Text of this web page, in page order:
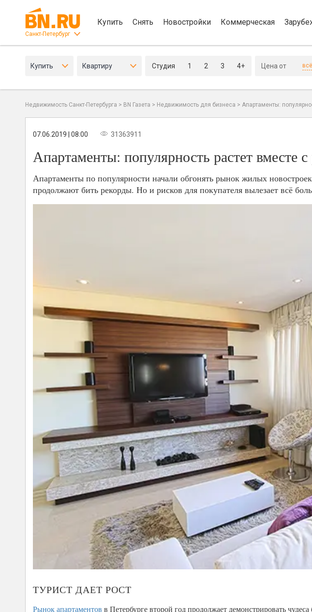
Санкт-Петербург
Купить Снять Новостройки Коммерческая
Купить Квартиру Студия 1 2 3 4+ всё
Недвижимость Санкт-Петербурга > BN Газета > Недвижимость для бизнеса > Апартаменты:
07.06.2019 | 08:00 31363911
Апартаменты: популярность растет вместе
Апартаменты по популярности начали обгонять рынок жилых
продолжают бить рекорды. Но и рисков для покупателя вылезает всё
ТУРИСТ ДАЕТ РОСТ
Рынок апартаментов в Петербурге второй год продолжает демонстрировать